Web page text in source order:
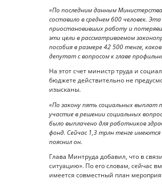
«По последним данным Министерства
составило в среднем 600 человек.
приостановивших работу и
эти цели в рассматриваемом
пособия в размере 42 500 тенге,
депутат с вопросом к главе
На этот счет министр труда и
бюджете действительно не
изысканы.
«По закону пять социальных выплат
участие в решении социальных
было выплачено для работников
фонд. Сейчас 1,3 трлн тенге
пояснил он.
Глава Минтруда добавил, что в
ситуацию». По его словам, сейчас
имеется совместный план